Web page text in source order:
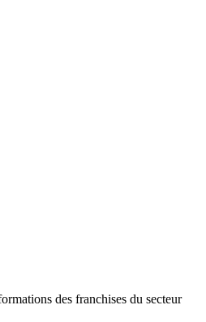
des franchises du secteur